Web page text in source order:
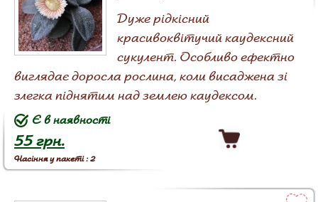
Дуже рідкісний
красивоквітучий каудексний
сукулент. Особливо ефектно
виглядає доросла рослина, коли висаджена зі
злегка піднятим над землею каудексом.
55 грн.
Є в наявності
Насіння у пакеті : 2